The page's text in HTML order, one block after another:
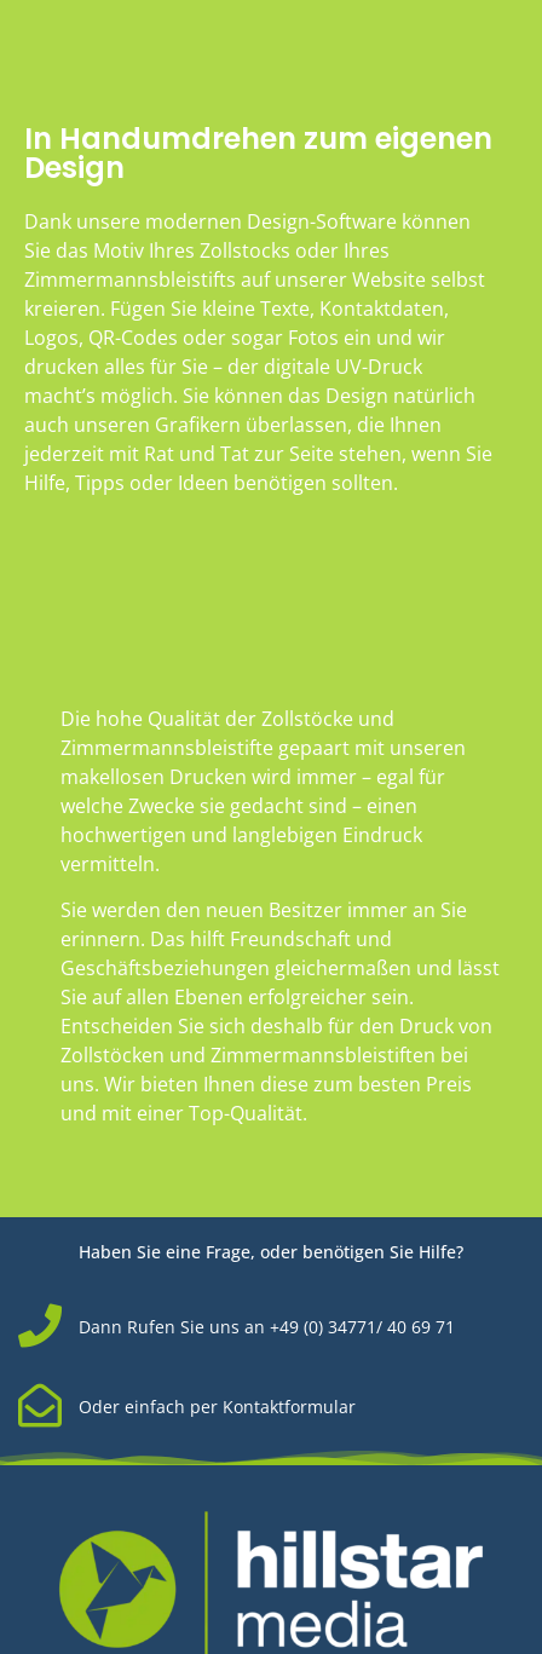
In Handumdrehen zum eigenen
Design
Dank unsere modernen Design-Software können
Sie das Motiv Ihres Zollstocks oder Ihres
Zimmermannsbleistifts auf unserer Website selbst
kreieren. Fügen Sie kleine Texte, Kontaktdaten,
Logos, QR-Codes oder sogar Fotos ein und wir
drucken alles für Sie – der digitale UV-Druck
macht’s möglich. Sie können das Design natürlich
auch unseren Grafikern überlassen, die Ihnen
jederzeit mit Rat und Tat zur Seite stehen, wenn Sie
Hilfe, Tipps oder Ideen benötigen sollten.
Die hohe Qualität der Zollstöcke und
Zimmermannsbleistifte gepaart mit unseren
makellosen Drucken wird immer – egal für
welche Zwecke sie gedacht sind – einen
hochwertigen und langlebigen Eindruck
vermitteln.
Sie werden den neuen Besitzer immer an Sie
erinnern. Das hilft Freundschaft und
Geschäftsbeziehungen gleichermaßen und lässt
Sie auf allen Ebenen erfolgreicher sein.
Entscheiden Sie sich deshalb für den Druck von
Zollstöcken und Zimmermannsbleistiften bei
uns. Wir bieten Ihnen diese zum besten Preis
und mit einer Top-Qualität.
Haben Sie eine Frage, oder benötigen Sie Hilfe?
Dann Rufen Sie uns an +49 (0) 34771/ 40 69 71
Oder einfach per Kontaktformular